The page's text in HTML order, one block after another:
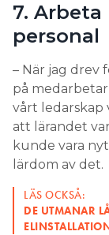
7.
personal
– När jag drev
på
vårt ledarskap
att lärandet
kunde vara
lärdom av det.
LÄS OCKSÅ:
DE UTMANAR